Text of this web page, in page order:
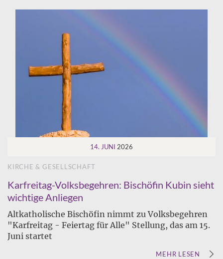
14. JUNI 2026
KIRCHE & GESELLSCHAFT
Karfreitag-Volksbegehren: Bischöfin Kubin sieht
wichtige Anliegen
Altkatholische Bischöfin nimmt zu Volksbegehren
"Karfreitag - Feiertag für Alle" Stellung, das am 15.
Juni startet
MEHR LESEN